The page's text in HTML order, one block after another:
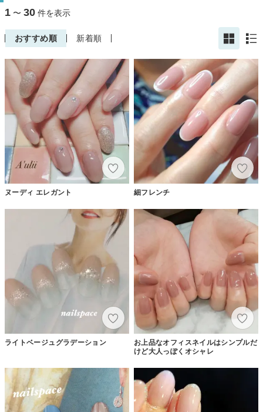
1 〜 30 件を表示
おすすめ順 新着順
ヌーディ エレガント 細フレンチ
ライトベージュグラデーション
お上品なオフィスネイルはシンプルだ
けど大人っぽくオシャレ